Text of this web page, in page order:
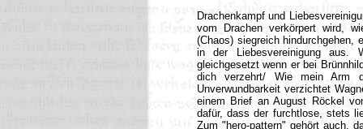
Drachenkampf und
vom Drachen verkörpert wird,
(Chaos) siegreich hindurchgehen,
in der Liebesvereinigung aus.
gleichgesetzt wenn er bei
dich verzehrt/ Wie mein Arm
Unverwundbarkeit verzichtet
einem Brief an August Röckel
dafür, dass der furchtlose, stets
Zum "hero-pattern" gehört auch,